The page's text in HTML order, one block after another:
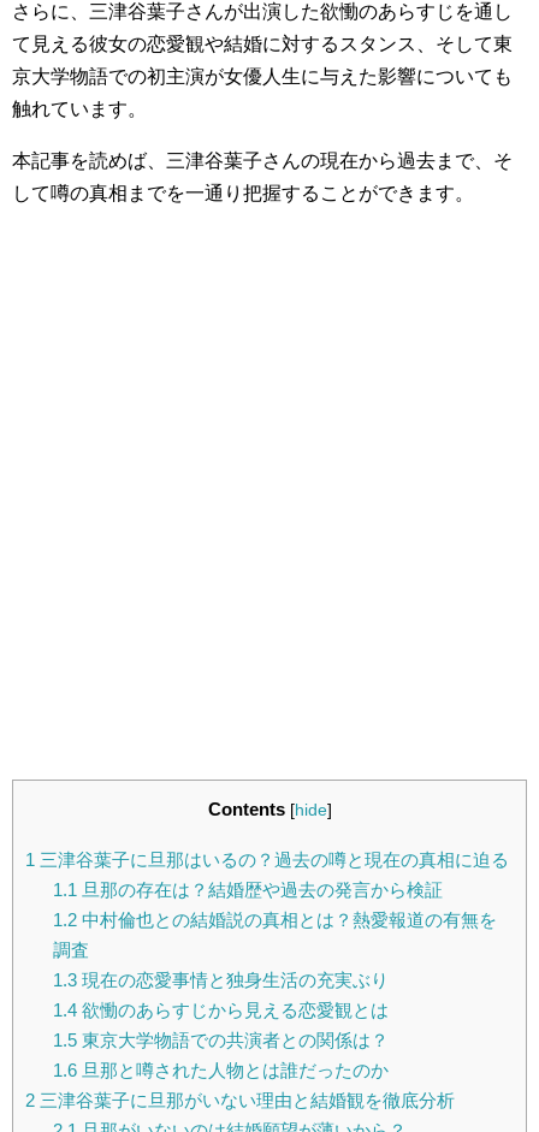
さらに、三津谷葉子さんが出演した欲慟のあらすじを通し
て見える彼女の恋愛観や結婚に対するスタンス、そして東
京大学物語での初主演が女優人生に与えた影響についても
触れています。
本記事を読めば、三津谷葉子さんの現在から過去まで、そ
して噂の真相までを一通り把握することができます。
Contents [hide]
1 三津谷葉子に旦那はいるの？過去の噂と現在の真相に迫る
1.1 旦那の存在は？結婚歴や過去の発言から検証
1.2中村倫也との結婚説の真相とは？熱愛報道の有無を
調査
1.3現在の恋愛事情と独身生活の充実ぶり
1.4欲慟のあらすじから見える恋愛観とは
1.5東京大学物語での共演者との関係は？
1.6旦那と噂された人物とは誰だったのか
2 三津谷葉子に旦那がいない理由と結婚観を徹底分析